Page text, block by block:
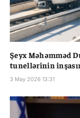
Şeyx Məhəmməd
tunellərinin
3 May 2026 13:31